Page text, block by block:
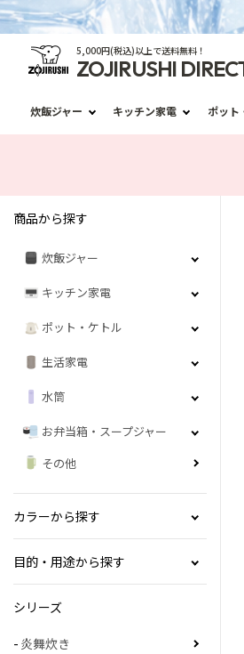
5,000円(税込)以上で送料無料！
ZOJIRUSHI
炊飯ジャー キッチン家電 ポット
商品から探す
炊飯ジャー
キッチン家電
ポット・ケトル
生活家電
水筒
お弁当箱・スープジャー
その他
カラーから探す
目的・用途から探す
シリーズ
炎舞炊き